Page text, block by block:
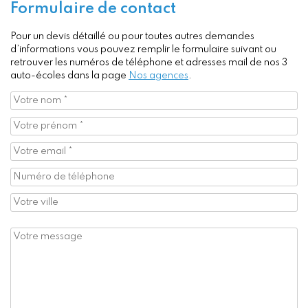
Formulaire de contact
Pour un devis détaillé ou pour toutes autres demandes
d’informations vous pouvez remplir le formulaire suivant ou
retrouver les numéros de téléphone et adresses mail de nos 3
auto-écoles dans la page Nos agences .